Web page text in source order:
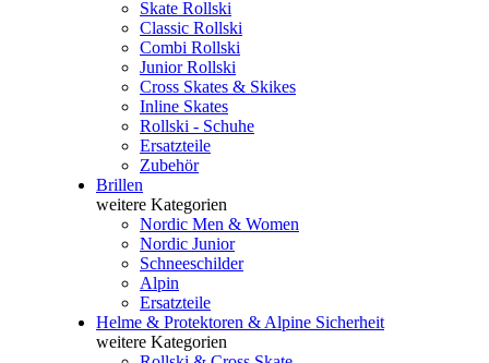
Skate Rollski
Classic Rollski
Combi Rollski
Junior Rollski
Cross Skates & Skikes
Inline Skates
Rollski - Schuhe
Ersatzteile
Zubehör
Brillen
weitere Kategorien
Nordic Men & Women
Nordic Junior
Schneeschilder
Alpin
Ersatzteile
Helme & Protektoren & Alpine Sicherheit
weitere Kategorien